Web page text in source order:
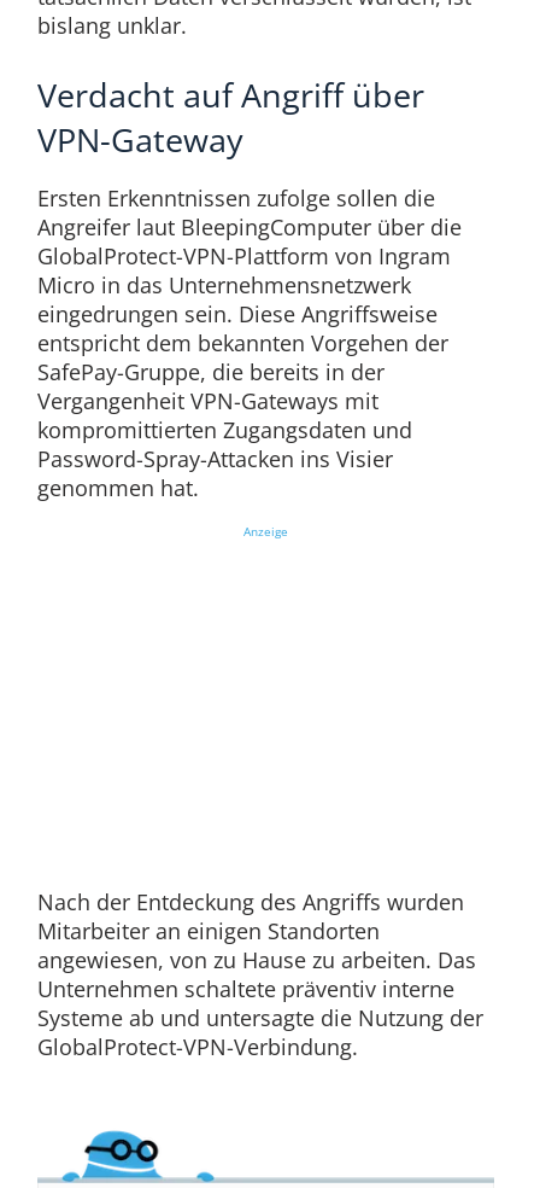
bislang unklar.
Verdacht auf Angriff über
VPN-Gateway
Ersten Erkenntnissen zufolge sollen die
Angreifer laut BleepingComputer über die
GlobalProtect-VPN-Plattform von Ingram
Micro in das Unternehmensnetzwerk
eingedrungen sein. Diese Angriffsweise
entspricht dem bekannten Vorgehen der
SafePay-Gruppe, die bereits in der
Vergangenheit VPN-Gateways mit
kompromittierten Zugangsdaten und
Password-Spray-Attacken ins Visier
genommen hat.
Anzeige
Nach der Entdeckung des Angriffs wurden
Mitarbeiter an einigen Standorten
angewiesen, von zu Hause zu arbeiten. Das
Unternehmen schaltete präventiv interne
Systeme ab und untersagte die Nutzung der
GlobalProtect-VPN-Verbindung.